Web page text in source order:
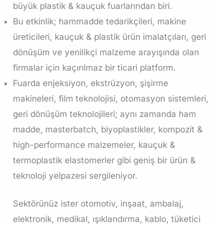
büyük plastik & kauçuk fuarlarından biri.
Bu etkinlik; hammadde tedarikçileri, makine
üreticileri, kauçuk & plastik ürün imalatçıları, geri
dönüşüm ve yenilikçi malzeme arayışında olan
firmalar için kaçırılmaz bir ticari platform.
Fuarda enjeksiyon, ekstrüzyon, şişirme
makineleri, film teknolojisi, otomasyon sistemleri,
geri dönüşüm teknolojileri; aynı zamanda ham
madde, masterbatch, biyoplastikler, kompozit &
high-performance malzemeler, kauçuk &
termoplastik elastomerler gibi geniş bir ürün &
teknoloji yelpazesi sergileniyor.
Sektörünüz ister otomotiv, inşaat, ambalaj,
elektronik, medikal, ışıklandırma, kablo, tüketici